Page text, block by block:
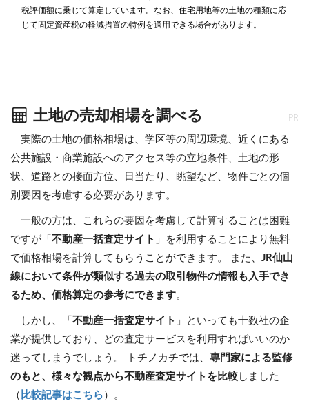
税評価額に乗じて算定しています。なお、住宅用地等の土地の種類に応
じて固定資産税の軽減措置の特例を適用できる場合があります。
土地の売却相場を調べる PR
実際の土地の価格相場は、学区等の周辺環境、近くにある
公共施設・商業施設へのアクセス等の立地条件、土地の形
状、道路との接面方位、日当たり、眺望など、物件ごとの個
別要因を考慮する必要があります。
一般の方は、これらの要因を考慮して計算することは困難
ですが「 不動産一括査定サイト 」を利用することにより無料
で価格相場を計算してもらうことができます。 また、 JR仙山
線において条件が類似する過去の取引物件の情報も入手でき
るため、価格算定の参考にできます。
しかし、「 不動産一括査定サイト 」といっても十数社の企
業が提供しており、どの査定サービスを利用すればいいのか
迷ってしまうでしょう。 トチノカチでは、 専門家による監修
のもと、様々な観点から不動産査定サイトを比較 しました
（ 比較記事はこちら ）。